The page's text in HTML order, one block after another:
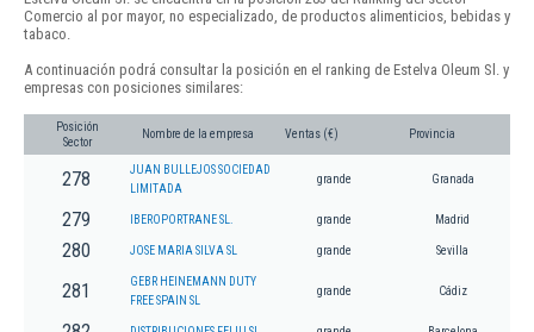
Comercio al por mayor, no especializado, de productos alimenticios, bebidas y
tabaco.
A continuación podrá consultar la posición en el ranking de Estelva Oleum Sl. y
empresas con posiciones similares:
Posición
Sector
Nombre de la empresa Ventas (€) Provincia
278
JUAN BULLEJOS SOCIEDAD
LIMITADA
grande Granada
279 IBEROPORTRANE SL. grande Madrid
280 JOSE MARIA SILVA SL grande Sevilla
281
GEBR HEINEMANN DUTY
FREE SPAIN SL
grande Cádiz